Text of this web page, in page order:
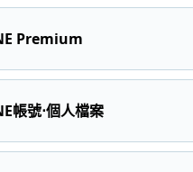
Premium
帳號⋅個人檔案